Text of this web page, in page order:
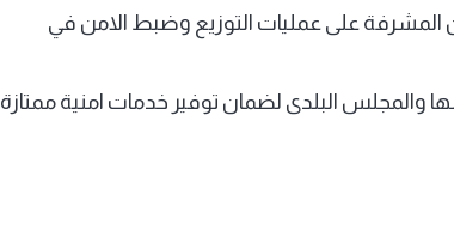
المشرفة على عمليات التوزيع وضبط الامن في
والمجلس البلدى لضمان توفير خدمات امنية ممتازة